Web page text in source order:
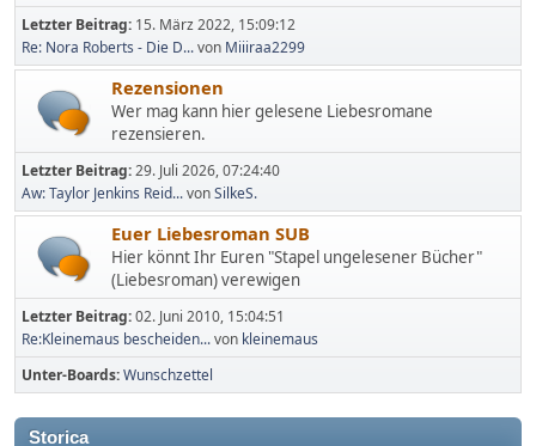
Letzter Beitrag: 15. März 2022, 15:09:12
Re: Nora Roberts - Die D...von Miiiraa2299
Rezensionen
Wer mag kann hier gelesene Liebesromane
rezensieren.
Letzter Beitrag:29. Juli 2026, 07:24:40
Aw: Taylor Jenkins Reid...vonSilkeS.
Euer Liebesroman SUB
Hier könnt Ihr Euren "Stapel ungelesener Bücher"
(Liebesroman) verewigen
Letzter Beitrag:02. Juni 2010, 15:04:51
Re:Kleinemaus bescheiden...von kleinemaus
Unter-Boards Wunschzettel
Storica